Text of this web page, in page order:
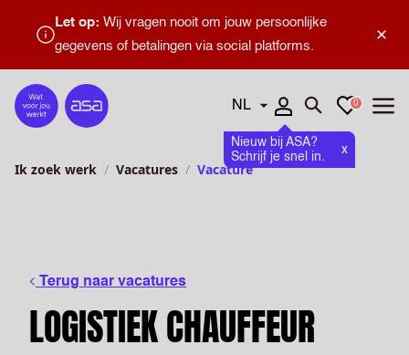
×
Let op: Wij vragen nooit om jouw persoonlijke
gegevens of betalingen via social platforms.
Home
Talen
Nieuw bij ASA?
Schrijf je snel in.
x
Zoeken openen
Favorieten
0
Ik zoek werk Vacatures Vacature
Terug naar vacatures
LOGISTIEK CHAUFFEUR